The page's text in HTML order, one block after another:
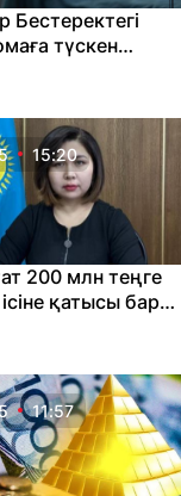
Бестеректегі
түскен
15:20
200 млн теңге
қатысы бар
11:57